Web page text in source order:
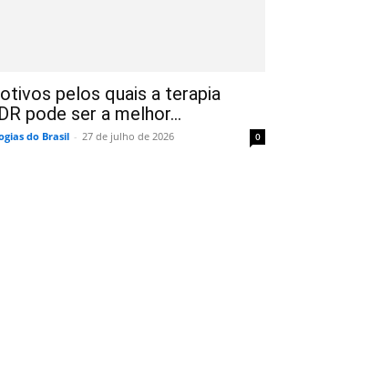
pelos quais a terapia
pode ser a melhor...
do Brasil - 27 de julho de 2026 0